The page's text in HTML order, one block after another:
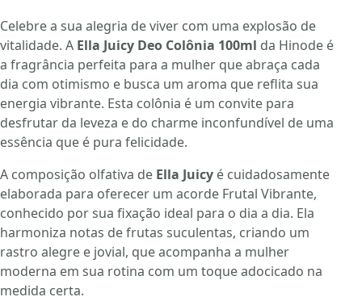
Celebre a sua alegria de viver com uma explosão de
vitalidade. A Ella Juicy Deo Colônia 100ml da Hinode é
a fragrância perfeita para a mulher que abraça cada
dia com otimismo e busca um aroma que reflita sua
energia vibrante. Esta colônia é um convite para
desfrutar da leveza e do charme inconfundível de uma
essência que é pura felicidade.
A composição olfativa de Ella Juicy é cuidadosamente
elaborada para oferecer um acorde Frutal Vibrante,
conhecido por sua fixação ideal para o dia a dia. Ela
harmoniza notas de frutas suculentas, criando um
rastro alegre e jovial, que acompanha a mulher
moderna em sua rotina com um toque adocicado na
medida certa.